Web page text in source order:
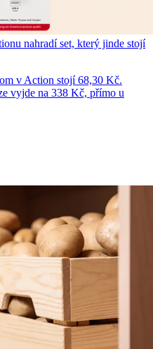
nahradí set, který jinde stojí
v Action stojí 68,30 Kč.
vyjde na 338 Kč, přímo u